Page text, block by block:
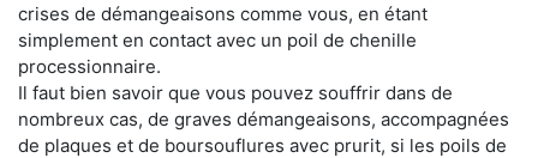
crises de démangeaisons comme vous, en étant
simplement en contact avec un poil de chenille
processionnaire.
Il faut bien savoir que vous pouvez souffrir dans de
nombreux cas, de graves démangeaisons, accompagnées
de plaques et de boursouflures avec prurit, si les poils de